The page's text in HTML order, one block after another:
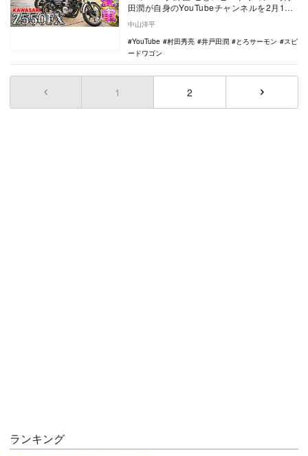
田潤が自身のYouTubeチャンネルを2月10
日に更新。そのなかで、とろサーモン・村
田…
中山洋平
YouTube
村田秀亮 井戸田潤 とろサーモン
スピ
ードワゴン
1 2
ランキング